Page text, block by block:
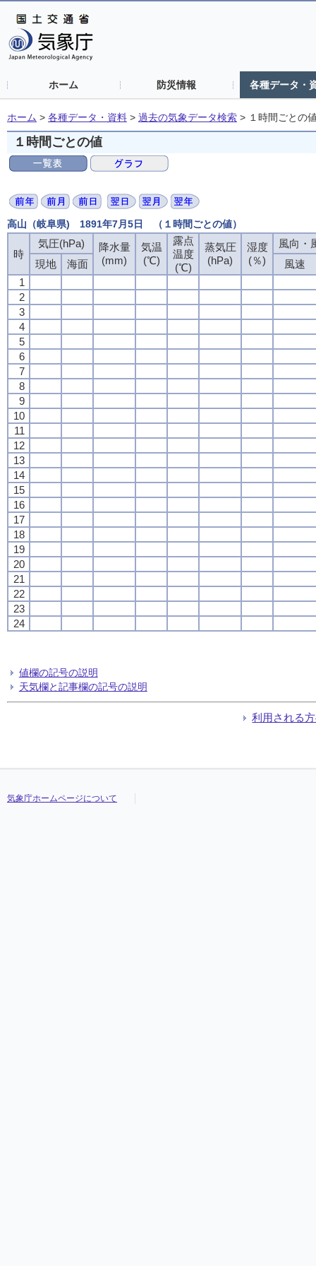
ホーム 防災情報 各種データ・
ホーム > 各種データ・資料 > 過去の気象データ検索 > １時間ごとの
１時間ごとの値
高山（岐阜県) 1891年7月5日 （１時間ごとの値）
時
気圧(hPa)
降水量
(mm)
気温
(℃)
露点
温度
(℃)
蒸気圧
(hPa)
湿度
(％)
風向・
現地
海面
風速
1
2
3
4
5
6
7
8
9
10
11
12
13
14
15
16
17
18
19
20
21
22
23
24
値欄の記号の説明
天気欄と記事欄の記号の説明
利用される
気象庁ホームページについて